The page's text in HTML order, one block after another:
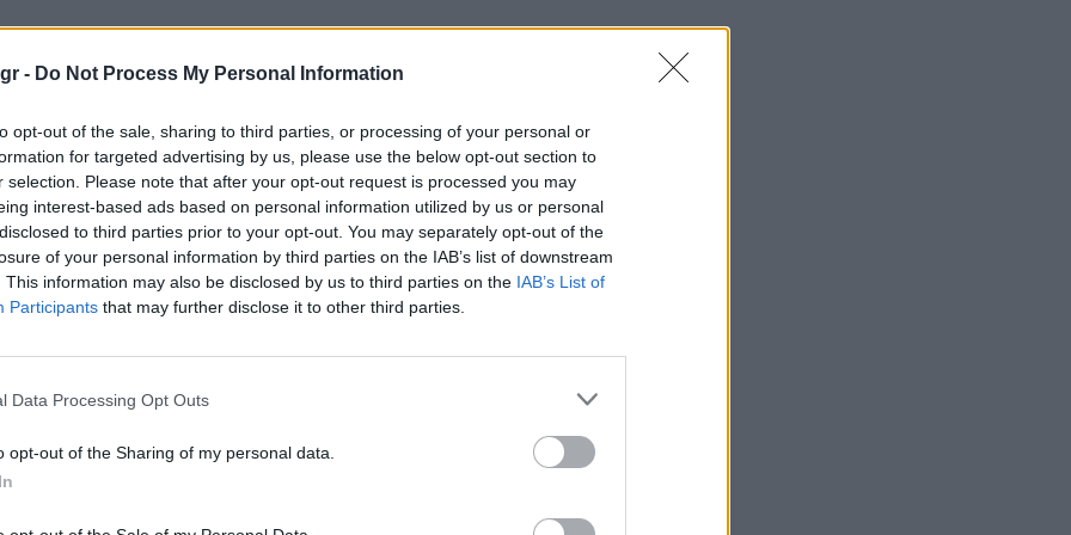
- Do Not Process My Personal Information
opt-out of the sale, sharing to third parties, or processing of your personal or
for targeted advertising by us, please use the below opt-out section to
selection. Please note that after your opt-out request is processed you may
interest-based ads based on personal information utilized by us or personal
to third parties prior to your opt-out. You may separately opt-out of the
of your personal information by third parties on the IAB’s list of downstream
This information may also be disclosed by us to third parties on the IAB’s List of
Participants that may further disclose it to other third parties.
Data Processing Opt Outs
opt-out of the Sharing of my personal data.
για τον επόμενο James Bond: “Ποιος
την Μπρόκολι πήραμε και από τον επίσης
Τζ. Γουίλσον, ο οποίος μίλησε στο Deadline
δεν έχει ξεκινήσει ακόμα, “ανεξάρτητα από